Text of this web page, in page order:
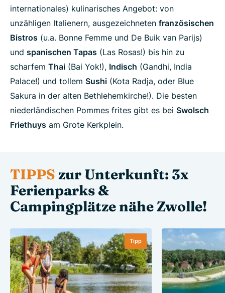
internationales) kulinarisches Angebot: von
unzähligen Italienern, ausgezeichneten französischen
Bistros (u.a. Bonne Femme und De Buik van Parijs)
und spanischen Tapas (Las Rosas!) bis hin zu
scharfem Thai (Bai Yok!), Indisch (Gandhi, India
Palace!) und tollem Sushi (Kota Radja, oder Blue
Sakura in der alten Bethlehemkirche!). Die besten
niederländischen Pommes frites gibt es bei Swolsch
Friethuys am Grote Kerkplein.
TIPPS zur Unterkunft: 3x
Ferienparks &
Campingplätze nähe Zwolle!
Tipp